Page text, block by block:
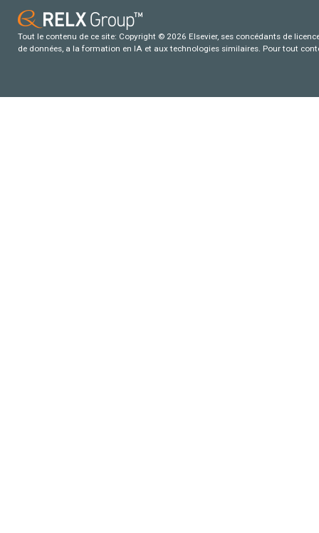
Tout le contenu de ce site: Copyright © 2026 Elsevier, ses concédants de
de données, a la formation en IA et aux technologies similaires. Pour tout